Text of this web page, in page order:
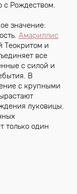
с Рождеством.
значение:
Амариллис
Теокритом и
все
с силой и
В
с крупными
луковицы.
только один